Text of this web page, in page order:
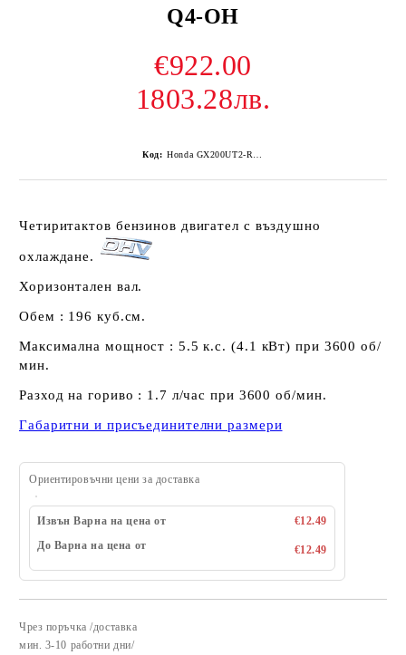
Q4-OH
€922.00
1803.28лв.
Код:
Четиритактов бензинов двигател с въздушно
охлаждане.
Хоризонтален вал.
Обем : 196 куб.см.
Максимална мощност : 5.5 к.с. (4.1 кВт) при 3600 об/
мин.
Разход на гориво : 1.7 л/час при 3600 об/мин.
Габаритни и присъединителни размери
Ориентировъчни цени за доставка
Извън Варна на цена от
€12.49
До Варна на цена от
€12.49
Чрез поръчка /доставка
​мин. 3-10 работни дни/